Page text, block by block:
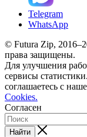
Telegram
WhatsApp
© Futura Zip,
права защищены.
Для улучшения
сервисы
соглашаетесь с
Cookies.
Согласен
Найти